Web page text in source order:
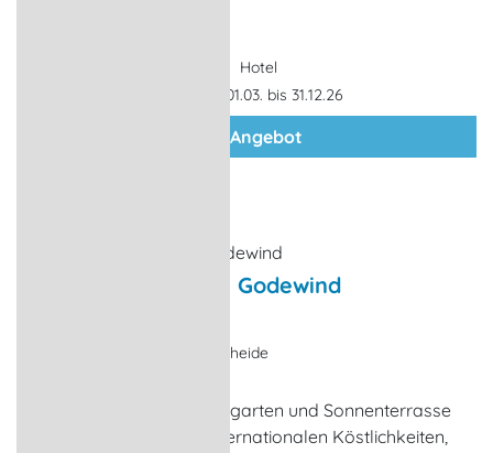
Hotel
Gültigkeit: 01.03. bis 31.12.26
zum Angebot
Restaurant im Hotel Godewind
Warnemünde-Markgrafenheide
Das Restaurant mit Wintergarten und Sonnenterrasse
verwöhnt die Gäste mit internationalen Köstlichkeiten,